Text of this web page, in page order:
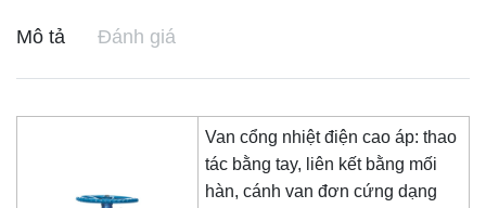
Mô tả Đánh giá
Van cổng nhiệt điện cao áp: thao
tác bằng tay, liên kết bằng mối
hàn, cánh van đơn cứng dạng